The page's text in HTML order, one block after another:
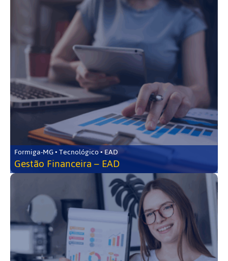
Formiga-MG • Tecnológico • EAD
Gestão Financeira – EAD